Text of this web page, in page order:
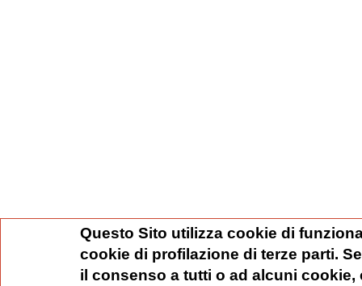
Questo Sito utilizza cookie di
cookie di profilazione di terze parti.
il consenso a tutti o ad alcuni